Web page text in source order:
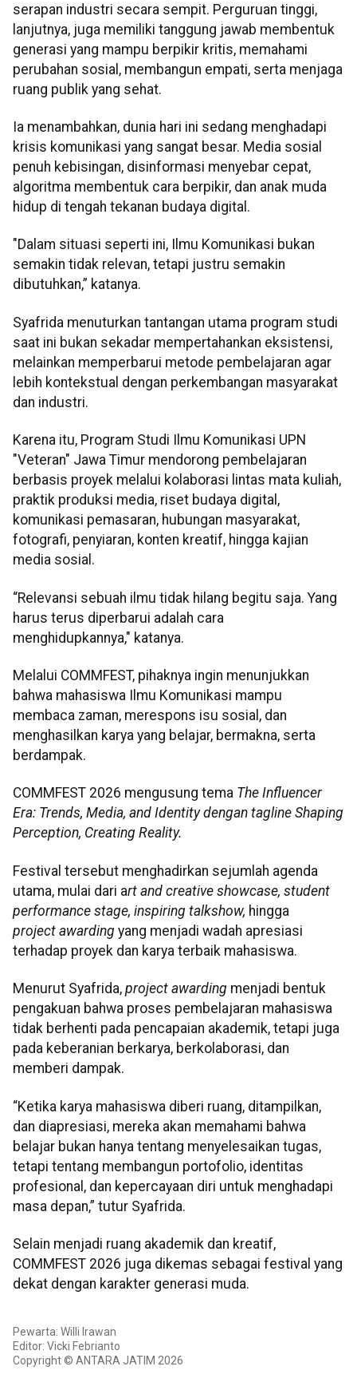
serapan industri secara sempit. Perguruan tinggi,
lanjutnya, juga memiliki tanggung jawab membentuk
generasi yang mampu berpikir kritis, memahami
perubahan sosial, membangun empati, serta menjaga
ruang publik yang sehat.
Ia menambahkan, dunia hari ini sedang menghadapi
krisis komunikasi yang sangat besar. Media sosial
penuh kebisingan, disinformasi menyebar cepat,
algoritma membentuk cara berpikir, dan anak muda
hidup di tengah tekanan budaya digital.
"Dalam situasi seperti ini, Ilmu Komunikasi bukan
semakin tidak relevan, tetapi justru semakin
dibutuhkan,” katanya.
Syafrida menuturkan tantangan utama program studi
saat ini bukan sekadar mempertahankan eksistensi,
melainkan memperbarui metode pembelajaran agar
lebih kontekstual dengan perkembangan masyarakat
dan industri.
Karena itu, Program Studi Ilmu Komunikasi UPN
"Veteran" Jawa Timur mendorong pembelajaran
berbasis proyek melalui kolaborasi lintas mata kuliah,
praktik produksi media, riset budaya digital,
komunikasi pemasaran, hubungan masyarakat,
fotografi, penyiaran, konten kreatif, hingga kajian
media sosial.
“Relevansi sebuah ilmu tidak hilang begitu saja. Yang
harus terus diperbarui adalah cara
menghidupkannya," katanya.
Melalui COMMFEST, pihaknya ingin menunjukkan
bahwa mahasiswa Ilmu Komunikasi mampu
membaca zaman, merespons isu sosial, dan
menghasilkan karya yang belajar, bermakna, serta
berdampak.
COMMFEST 2026 mengusung tema The Influencer
Era: Trends, Media, and Identitydengan tagline Shaping
Perception, Creating Reality.
Festival tersebut menghadirkan sejumlah agenda
utama, mulai dari art and creative showcase, student
performance stage, inspiring talkshow, hingga
project awarding yang menjadi wadah apresiasi
terhadap proyek dan karya terbaik mahasiswa.
Menurut Syafrida, project awarding menjadi bentuk
pengakuan bahwa proses pembelajaran mahasiswa
tidak berhenti pada pencapaian akademik, tetapi juga
pada keberanian berkarya, berkolaborasi, dan
memberi dampak.
“Ketika karya mahasiswa diberi ruang, ditampilkan,
dan diapresiasi, mereka akan memahami bahwa
belajar bukan hanya tentang menyelesaikan tugas,
tetapi tentang membangun portofolio, identitas
profesional, dan kepercayaan diri untuk menghadapi
masa depan,” tutur Syafrida.
Selain menjadi ruang akademik dan kreatif,
COMMFEST 2026 juga dikemas sebagai festival yang
dekat dengan karakter generasi muda.
Pewarta: Willi Irawan
Editor: Vicki Febrianto
Copyright © ANTARA JATIM 2026